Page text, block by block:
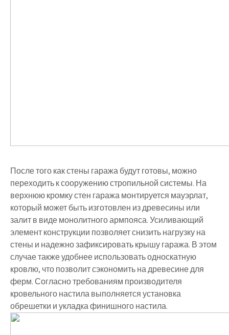
После того как стены гаража будут готовы, можно
переходить к сооружению стропильной системы. На
верхнюю кромку стен гаража монтируется мауэрлат,
который может быть изготовлен из древесины или
залит в виде монолитного армпояса. Усиливающий
элемент конструкции позволяет снизить нагрузку на
стены и надежно зафиксировать крышу гаража. В этом
случае также удобнее использовать односкатную
кровлю, что позволит сэкономить на древесине для
ферм. Согласно требованиям производителя
кровельного настила выполняется установка
обрешетки и укладка финишного настила.